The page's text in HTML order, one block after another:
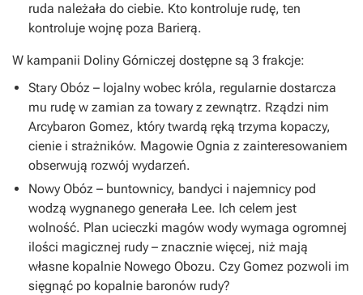
ruda należała do ciebie. Kto kontroluje rudę, ten
kontroluje wojnę poza Barierą.
W kampanii Doliny Górniczej dostępne są 3 frakcje:
Stary Obóz – lojalny wobec króla, regularnie dostarcza
mu rudę w zamian za towary z zewnątrz. Rządzi nim
Arcybaron Gomez, który twardą ręką trzyma kopaczy,
cienie i strażników. Magowie Ognia z zainteresowaniem
obserwują rozwój wydarzeń.
Nowy Obóz – buntownicy, bandyci i najemnicy pod
wodzą wygnanego generała Lee. Ich celem jest
wolność. Plan ucieczki magów wody wymaga ogromnej
ilości magicznej rudy – znacznie więcej, niż mają
własne kopalnie Nowego Obozu. Czy Gomez pozwoli im
sięgnąć po kopalnie baronów rudy?